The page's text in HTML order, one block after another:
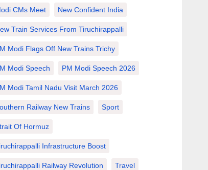
CMs Meet New Confident India
Train Services From Tiruchirappalli
Modi Flags Off New Trains Trichy
Modi Speech PM Modi Speech 2026
Modi Tamil Nadu Visit March 2026
Railway New Trains Sport
Of Hormuz
Infrastructure Boost
Railway Revolution Travel